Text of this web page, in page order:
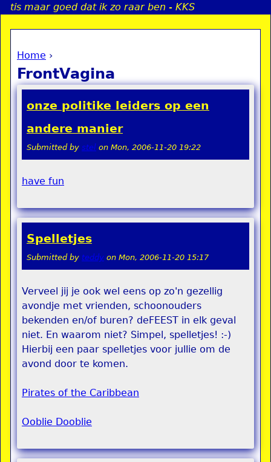
Jump to navigation
tis maar goed dat ik zo raar ben - KKS
You are here
Home ›
FrontVagina
onze politike leiders op een
andere manier
Submitted by stel on Mon, 2006-11-20 19:22
have fun
Spelletjes
Submitted by teddy on Mon, 2006-11-20 15:17
Verveel jij je ook wel eens op zo'n gezellig
avondje met vrienden, schoonouders
bekenden en/of buren? deFEEST in elk geval
niet. En waarom niet? Simpel, spelletjes! :-)
Hierbij een paar spelletjes voor jullie om de
avond door te komen.
Pirates of the Caribbean
Ooblie Dooblie